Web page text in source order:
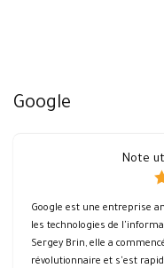
Google
Note
Google est une entreprise
les technologies de
Sergey Brin, elle a
révolutionnaire et s'est